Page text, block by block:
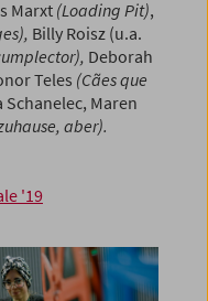
Marxt(Loading Pit),
Billy Roisz (u.a.
Deborah
Teles (Cães que
Schanelec, Maren
aber).
'19